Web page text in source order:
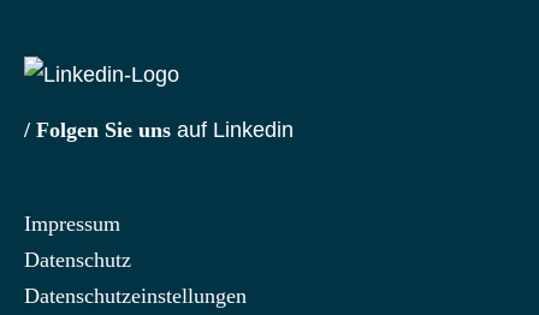
/ Folgen Sie uns auf Linkedin
Impressum
Datenschutz
Datenschutzeinstellungen